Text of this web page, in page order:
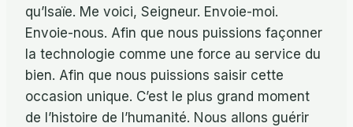
qu’Isaïe. Me voici, Seigneur. Envoie-moi.
Envoie-nous. Afin que nous puissions façonner
la technologie comme une force au service du
bien. Afin que nous puissions saisir cette
occasion unique. C’est le plus grand moment
de l’histoire de l’humanité. Nous allons guérir